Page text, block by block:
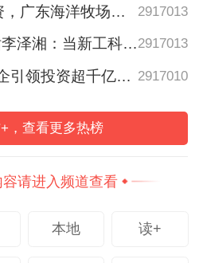
文化服务、对接政府资
份“认证”更会得到格外
揭榜”的积极性与主动
定能让优秀经验示范引
而出。
国企引领千亿投资，广东海洋牧场这场会议信息量很大 2917013
思想耀岭南 | 对话李泽湘：当新工科教育遇上大湾区超级供应链2917013
南方+早班车 | 国企引领投资超千亿！广东现代化海洋牧场建设提速 2917010
，查看更多热榜
请进入频道查看
本地 读+